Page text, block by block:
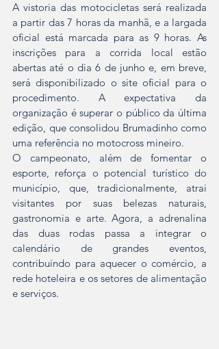
A vistoria das motocicletas será realizada
a partir das 7 horas da manhã, e a largada
oficial está marcada para as 9 horas. As
inscrições para a corrida local estão
abertas até o dia 6 de junho e, em breve,
será disponibilizado o site oficial para o
procedimento. A expectativa da
organização é superar o público da última
edição, que consolidou Brumadinho como
uma referência no motocross mineiro.
O campeonato, além de fomentar o
esporte, reforça o potencial turístico do
município, que, tradicionalmente, atrai
visitantes por suas belezas naturais,
gastronomia e arte. Agora, a adrenalina
das duas rodas passa a integrar o
calendário de grandes eventos,
contribuindo para aquecer o comércio, a
rede hoteleira e os setores de alimentação
e serviços.